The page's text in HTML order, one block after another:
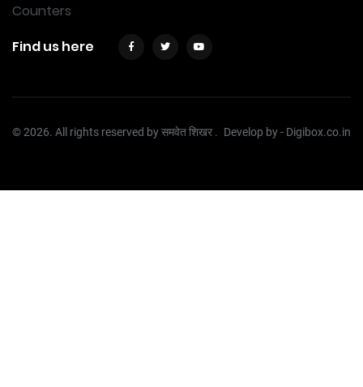
Counters
Find us here
© 2026. All rights reserved by समवेत शिखर . Develop by - Digibox.co.in